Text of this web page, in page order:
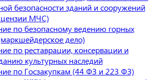
безопасности зданий и сооружений
МЧС)
по безопасному ведению горных
дело)
по реставрации, консервации и
культурных наследий
по Госзакупкам (44 ФЗ и 223 ФЗ)